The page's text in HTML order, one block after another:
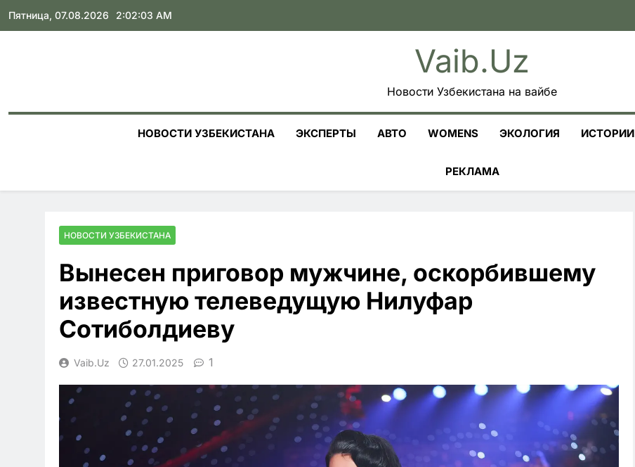
Skip
Пятница, 07.08.2026 2:02:04 AM
Vaib.uz
Новости Узбекистана на вайбе
НОВОСТИ УЗБЕКИСТАНА ЭКСПЕРТЫ АВТО WOMENS ЭКОЛОГИЯ ИСТОРИИ
РЕКЛАМА
НОВОСТИ УЗБЕКИСТАНА
Вынесен приговор мужчине, оскорбившему
известную телеведущую Нилуфар
Сотиболдиеву
Vaib.uz 27.01.2025 1